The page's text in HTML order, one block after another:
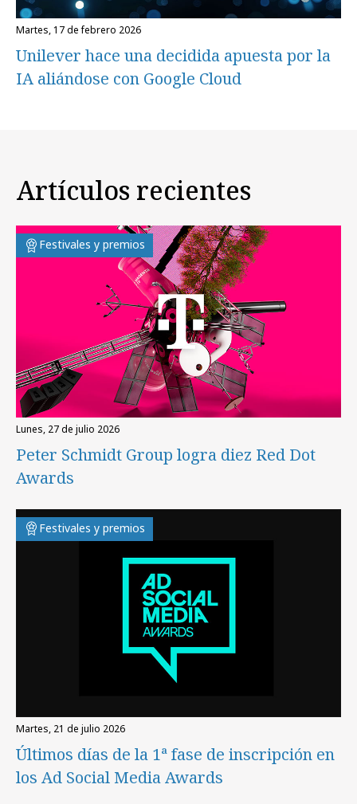
martes, 17 de febrero 2026
Unilever hace una decidida apuesta por la
IA aliándose con Google Cloud
Artículos recientes
Festivales y premios
lunes, 27 de julio 2026
Peter Schmidt Group logra diez Red Dot
Awards
Festivales y premios
martes, 21 de julio 2026
Últimos días de la 1ª fase de inscripción en
los Ad Social Media Awards